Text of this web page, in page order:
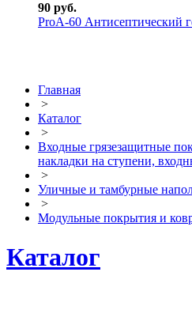
90 руб.
ProА-60 Антисептический
Главная
>
Каталог
>
Входные грязезащитные
накладки на ступени,
>
Уличные и тамбурные
>
Модульные покрытия и
Каталог